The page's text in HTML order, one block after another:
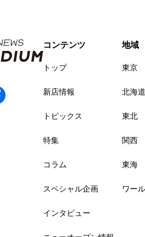
コンテンツ
トップ
新店情報
トピックス
特集
コラム
スペシャル企画
インタビュー
地域
東京
北海道
東北
関西
東海
ワー